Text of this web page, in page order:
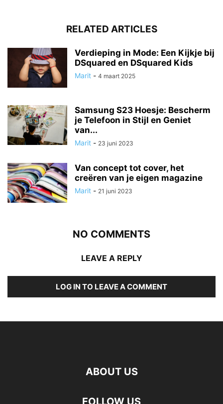
RELATED ARTICLES
Verdieping in Mode: Een Kijkje bij
DSquared en DSquared Kids
Marit - 4 maart 2025
Samsung S23 Hoesje: Bescherm
je Telefoon in Stijl en Geniet
van...
Marit - 23 juni 2023
Van concept tot cover, het
creëren van je eigen magazine
Marit - 21 juni 2023
NO COMMENTS
LEAVE A REPLY
LOG IN TO LEAVE A COMMENT
ABOUT US
FOLLOW US